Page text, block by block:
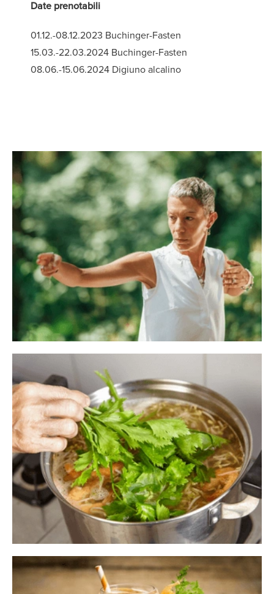
Date prenotabili
01.12.-08.12.2023 Buchinger-Fasten
15.03.-22.03.2024 Buchinger-Fasten
08.06.-15.06.2024 Digiuno alcalino